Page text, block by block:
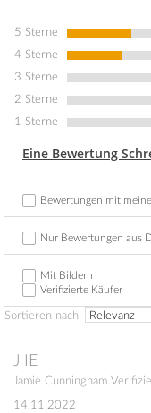
Eine Bewertung
5 Sterne
4 Sterne
3 Sterne
2 Sterne
1 Sterne
Bewertungen mit
Nur Bewertungen aus
Mit Bildern
Verifizierte Käufer
Sortieren nach:
J IE
Jamie Cunningham
14.11.2022